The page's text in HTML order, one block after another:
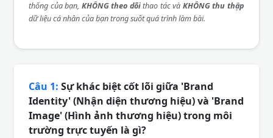
thống của bạn, KHÔNG theo dõithao tác và KHÔNG thu thập
dữ liệu cá nhân của bạn trong suốt quá trình làm bài.
Câu 1: Sự khác biệt cốt lõi giữa 'Brand
Identity' (Nhận diện thương hiệu) và 'Brand
Image' (Hình ảnh thương hiệu) trong môi
trường trực tuyến là gì?